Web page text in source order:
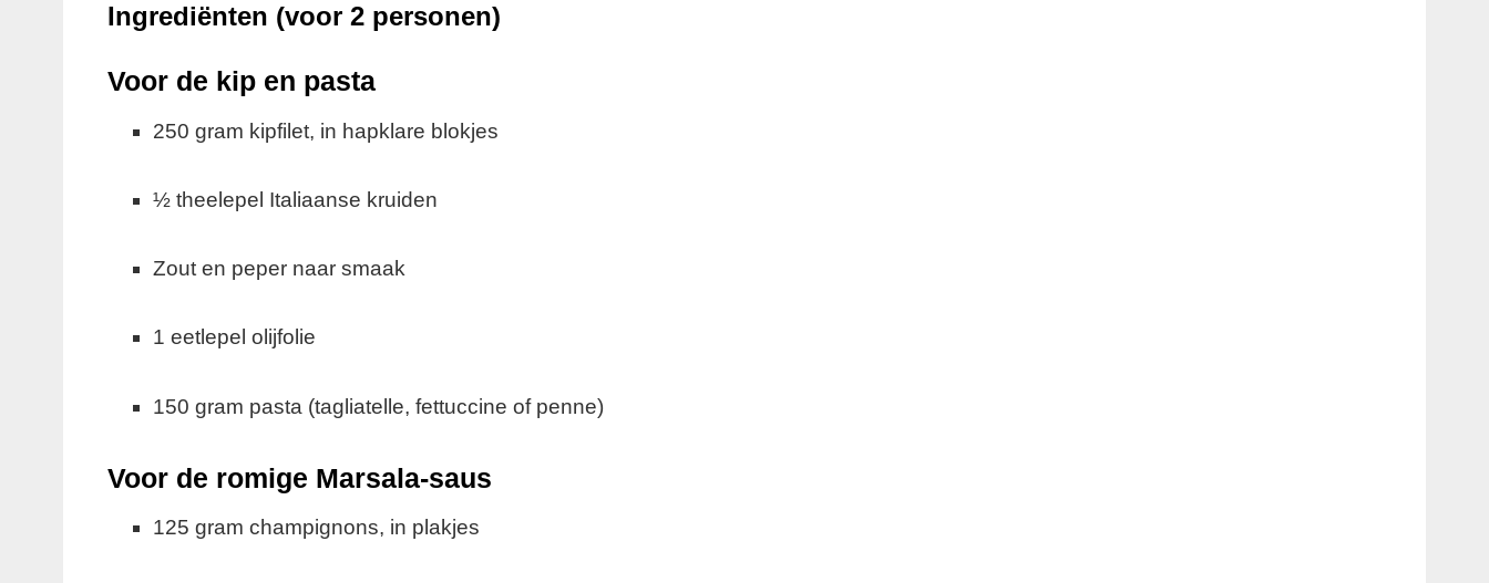
Ingrediënten (voor 2 personen)
Voor de kip en pasta
250 gram kipfilet, in hapklare blokjes
½ theelepel Italiaanse kruiden
Zout en peper naar smaak
1 eetlepel olijfolie
150 gram pasta (tagliatelle, fettuccine of penne)
Voor de romige Marsala-saus
125 gram champignons, in plakjes